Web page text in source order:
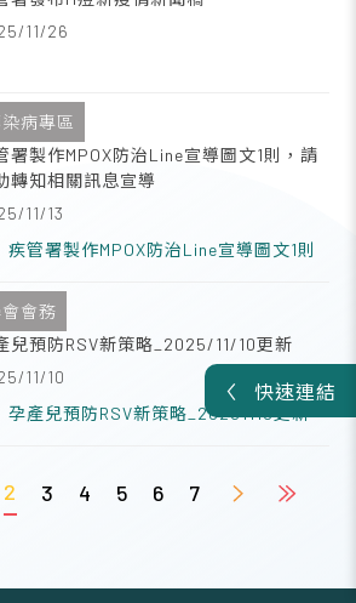
快速連結
11/26
病專區
署製作MPOX防治Line宣導圖文1則，請
轉知相關訊息宣導
11/13
疾管署製作MPOX防治Line宣導圖文1則
會務
兒預防RSV新策略_2025/11/10更新
11/10
孕產兒預防RSV新策略_20251110更新
2 3 4 5 6 7